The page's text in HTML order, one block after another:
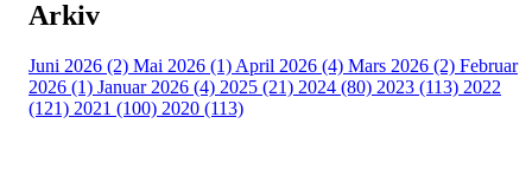
Arkiv
Juni 2026 (2) Mai 2026 (1) April 2026 (4) Mars 2026 (2) Februar
2026 (1) Januar 2026 (4) 2025 (21) 2024 (80) 2023 (113) 2022
(121) 2021 (100) 2020 (113)